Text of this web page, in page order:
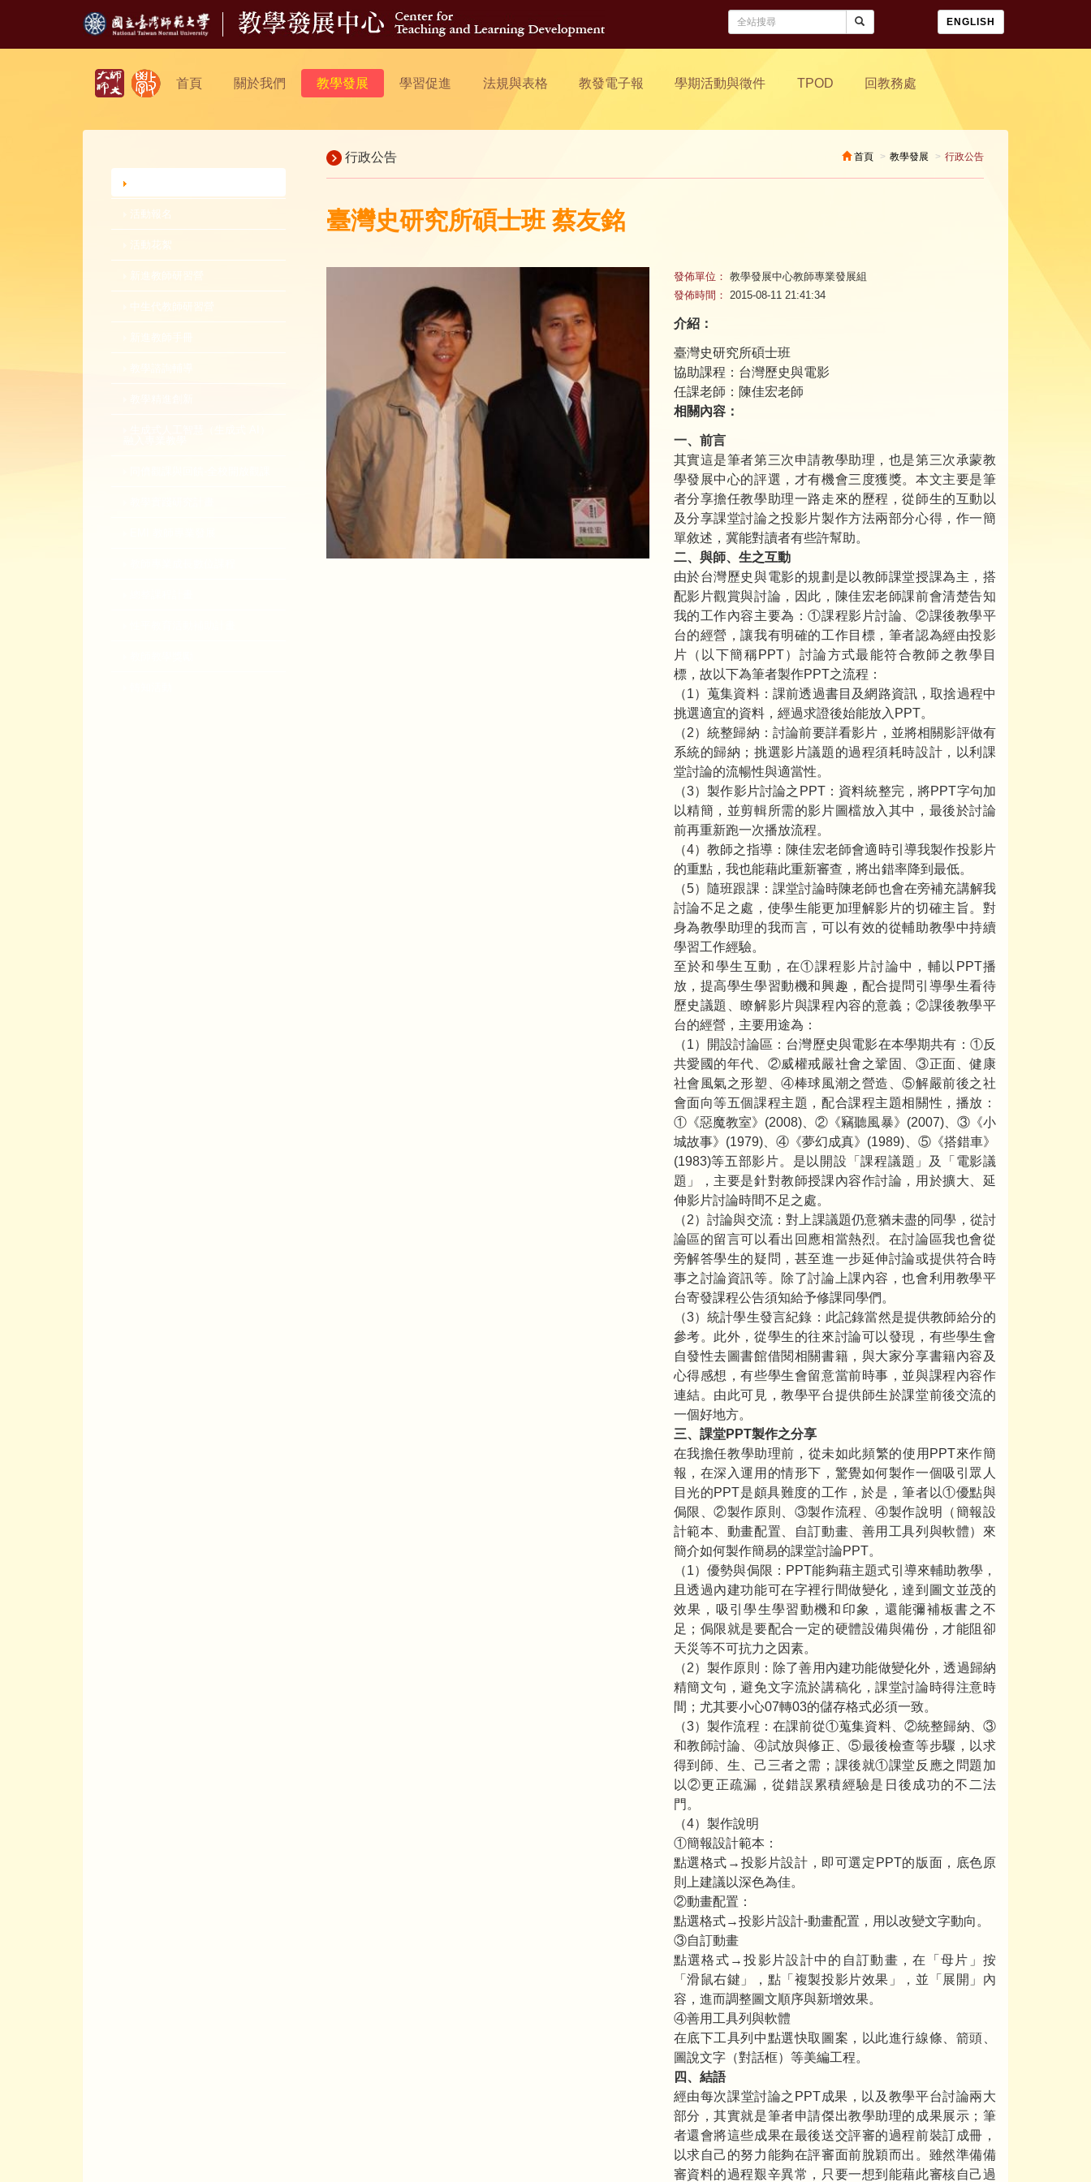
ENGLISH
首頁 關於我們 教學發展 學習促進 法規與表格 教發電子報 學期活動與徵件 TPOD 回教務處
活動報名
活動花絮
新進教師研習營
中生代教師研習營
行政公告 首頁 教學發展 行政公告
臺灣史研究所碩士班 蔡友銘
發佈單位： 教學發展中心教師專業發展組
發佈時間： 2015-08-11 21:41:34
介紹：
臺灣史研究所碩士班
協助課程：台灣歷史與電影
任課老師：陳佳宏老師
相關內容：
一、前言
其實這是筆者第三次申請教學助理，也是第三次承蒙教
學發展中心的評選，才有機會三度獲獎。本文主要是筆
者分享擔任教學助理一路走來的歷程，從師生的互動以
及分享課堂討論之投影片製作方法兩部分心得，作一簡
單敘述，冀能對讀者有些許幫助。
二、與師、生之互動
由於台灣歷史與電影的規劃是以教師課堂授課為主，搭
配影片觀賞與討論，因此，陳佳宏老師課前會清楚告知
我的工作內容主要為：①課程影片討論、②課後教學平
台的經營，讓我有明確的工作目標，筆者認為經由投影
片（以下簡稱PPT）討論方式最能符合教師之教學目
標，故以下為筆者製作PPT之流程：
（1）蒐集資料：課前透過書目及網路資訊，取捨過程中
挑選適宜的資料，經過求證後始能放入PPT。
（2）統整歸納：討論前要詳看影片，並將相關影評做有
系統的歸納；挑選影片議題的過程須耗時設計，以利課
堂討論的流暢性與適當性。
（3）製作影片討論之PPT：資料統整完，將PPT字句加
以精簡，並剪輯所需的影片圖檔放入其中，最後於討論
前再重新跑一次播放流程。
（4）教師之指導：陳佳宏老師會適時引導我製作投影片
的重點，我也能藉此重新審查，將出錯率降到最低。
（5）隨班跟課：課堂討論時陳老師也會在旁補充講解我
討論不足之處，使學生能更加理解影片的切確主旨。對
身為教學助理的我而言，可以有效的從輔助教學中持續
學習工作經驗。
至於和學生互動，在①課程影片討論中，輔以PPT播
放，提高學生學習動機和興趣，配合提問引導學生看待
歷史議題、瞭解影片與課程內容的意義；②課後教學平
台的經營，主要用途為：
（1）開設討論區：台灣歷史與電影在本學期共有：①反
共愛國的年代、②威權戒嚴社會之鞏固、③正面、健康
社會風氣之形塑、④棒球風潮之營造、⑤解嚴前後之社
會面向等五個課程主題，配合課程主題相關性，播放：
①《惡魔教室》(2008)、②《竊聽風暴》(2007)、③《小
城故事》(1979)、④《夢幻成真》(1989)、⑤《搭錯車》
(1983)等五部影片。是以開設「課程議題」及「電影議
題」，主要是針對教師授課內容作討論，用於擴大、延
伸影片討論時間不足之處。
（2）討論與交流：對上課議題仍意猶未盡的同學，從討
論區的留言可以看出回應相當熱烈。在討論區我也會從
旁解答學生的疑問，甚至進一步延伸討論或提供符合時
事之討論資訊等。除了討論上課內容，也會利用教學平
台寄發課程公告須知給予修課同學們。
（3）統計學生發言紀錄：此記錄當然是提供教師給分的
參考。此外，從學生的往來討論可以發現，有些學生會
自發性去圖書館借閱相關書籍，與大家分享書籍內容及
心得感想，有些學生會留意當前時事，並與課程內容作
連結。由此可見，教學平台提供師生於課堂前後交流的
一個好地方。
三、課堂PPT製作之分享
在我擔任教學助理前，從未如此頻繁的使用PPT來作簡
報，在深入運用的情形下，驚覺如何製作一個吸引眾人
目光的PPT是頗具難度的工作，於是，筆者以①優點與
侷限、②製作原則、③製作流程、④製作說明（簡報設
計範本、動畫配置、自訂動畫、善用工具列與軟體）來
簡介如何製作簡易的課堂討論PPT。
（1）優勢與侷限：PPT能夠藉主題式引導來輔助教學，
且透過內建功能可在字裡行間做變化，達到圖文並茂的
效果，吸引學生學習動機和印象，還能彌補板書之不
足；侷限就是要配合一定的硬體設備與備份，才能阻卻
天災等不可抗力之因素。
（2）製作原則：除了善用內建功能做變化外，透過歸納
精簡文句，避免文字流於講稿化，課堂討論時得注意時
間；尤其要小心07轉03的儲存格式必須一致。
（3）製作流程：在課前從①蒐集資料、②統整歸納、③
和教師討論、④試放與修正、⑤最後檢查等步驟，以求
得到師、生、己三者之需；課後就①課堂反應之問題加
以②更正疏漏，從錯誤累積經驗是日後成功的不二法
門。
（4）製作說明
①簡報設計範本：
點選格式→投影片設計，即可選定PPT的版面，底色原
則上建議以深色為佳。
②動畫配置：
點選格式→投影片設計-動畫配置，用以改變文字動向。
③自訂動畫
點選格式→投影片設計中的自訂動畫，在「母片」按
「滑鼠右鍵」，點「複製投影片效果」，並「展開」內
容，進而調整圖文順序與新增效果。
④善用工具列與軟體
在底下工具列中點選快取圖案，以此進行線條、箭頭、
圖說文字（對話框）等美編工程。
四、結語
經由每次課堂討論之PPT成果，以及教學平台討論兩大
部分，其實就是筆者申請傑出教學助理的成果展示；筆
者還會將這些成果在最後送交評審的過程前裝訂成冊，
以求自己的努力能夠在評審面前脫穎而出。雖然準備備
審資料的過程艱辛異常，只要一想到能藉此審核自己過